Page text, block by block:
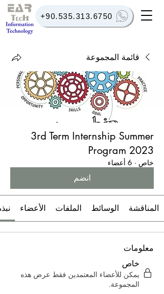
+90.535.313.6750
قائمة المجموعة
3rd Term Internship Summer
Program 2023
خاص · 6 أعضاء
انضم
المناقشة الوسائط الملفات الأعضاء
معلومات
خاص
يمكن للأعضاء المعتمدين فقط عرض هذه
المجموعة.